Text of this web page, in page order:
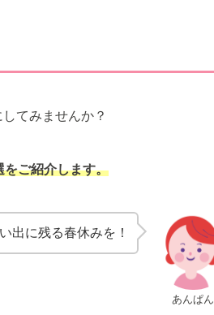
てみませんか？
をご紹介します。
あんぱん
出に残る春休みを！